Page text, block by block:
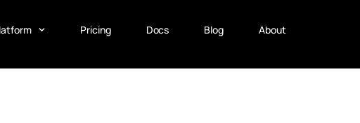
Pricing Docs Blog About